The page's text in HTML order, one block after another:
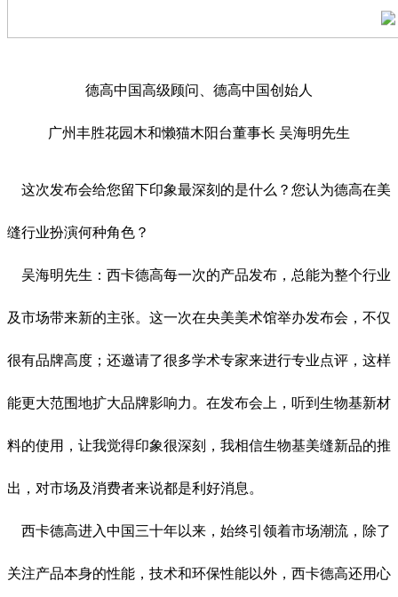
德高中国高级顾问、德高中国创始人
广州丰胜花园木和懒猫木阳台董事长 吴海明先生
这次发布会给您留下印象最深刻的是什么？您认为德高在美
缝行业扮演何种角色？
吴海明先生：西卡德高每一次的产品发布，总能为整个行业
及市场带来新的主张。这一次在央美美术馆举办发布会，不仅
很有品牌高度；还邀请了很多学术专家来进行专业点评，这样
能更大范围地扩大品牌影响力。在发布会上，听到生物基新材
料的使用，让我觉得印象很深刻，我相信生物基美缝新品的推
出，对市场及消费者来说都是利好消息。
西卡德高进入中国三十年以来，始终引领着市场潮流，除了
关注产品本身的性能，技术和环保性能以外，西卡德高还用心